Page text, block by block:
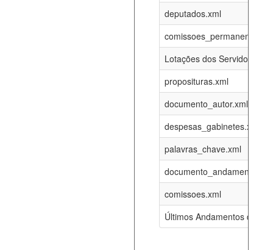
deputados.xml
Lotações dos Servidores
proposituras.xml
documento_autor.xml
despesas_gabinetes.xml
palavras_chave.xml
documento_andamento.xml
comissoes.xml
Últimos Andamentos de
documento_andamento_atual.xml
07-08-
funcionarios_lotacoes.xml
funcionarios_cargos.xml 12-05-
07-08-
documento_andamento.xml 07-08-